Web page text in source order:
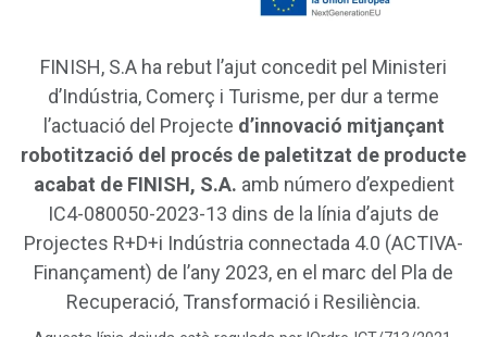
FINISH, S.A ha rebut l’ajut concedit pel Ministeri
d’Indústria, Comerç i Turisme, per dur a terme
l’actuació del Projecte d’innovació mitjançant
robotització del procés de paletitzat de producte
acabat de FINISH, S.A. amb número d’expedient
IC4-080050-2023-13 dins de la línia d’ajuts de
Projectes R+D+i Indústria connectada 4.0 (ACTIVA-
Finançament) de l’any 2023, en el marc del Pla de
Recuperació, Transformació i Resiliència.